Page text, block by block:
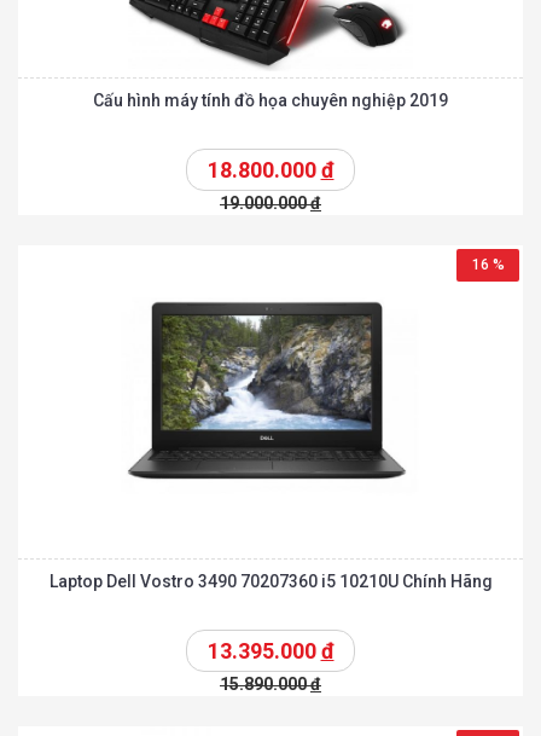
Cấu hình máy tính đồ họa chuyên nghiệp 2019
18.800.000đ
19.000.000đ
16 %
Laptop Dell Vostro 3490 70207360 i5 10210U Chính Hãng
13.395.000đ
15.890.000đ